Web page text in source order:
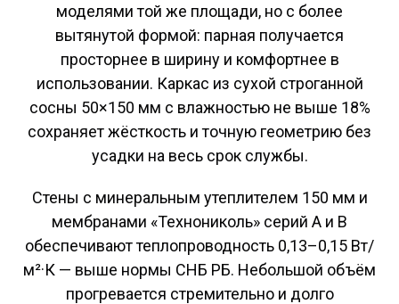
моделями той же площади, но с более
вытянутой формой: парная получается
просторнее в ширину и комфортнее в
использовании. Каркас из сухой строганной
сосны 50×150 мм с влажностью не выше 18%
сохраняет жёсткость и точную геометрию без
усадки на весь срок службы.
Стены с минеральным утеплителем 150 мм и
мембранами «Технониколь» серий A и B
обеспечивают теплопроводность 0,13–0,15 Вт/
м²·К — выше нормы СНБ РБ. Небольшой объём
прогревается стремительно и долго